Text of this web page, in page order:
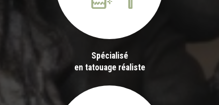
Spécialisé
en tatouage réaliste